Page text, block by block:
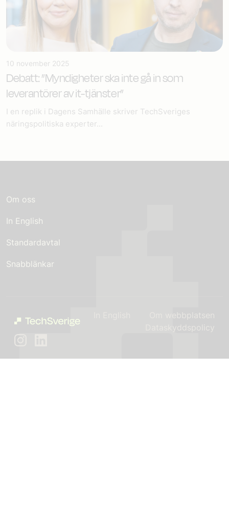
10 november 2025
Debatt: ”Myndigheter ska inte gå in som
leverantörer av it-tjänster”
I en replik i Dagens Samhälle skriver TechSveriges
näringspolitiska experter...
Om oss
In English
Standardavtal
Snabblänkar
Om webbplatsen
Dataskyddspolicy